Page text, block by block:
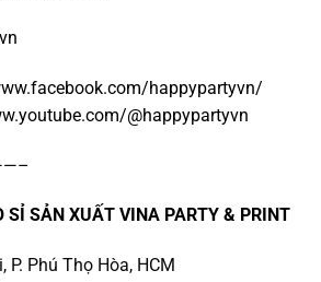
happypartyvn/
@happypartyvn
SỈ SẢN XUẤT VINA PARTY & PRINT
Phú Thọ Hòa, HCM